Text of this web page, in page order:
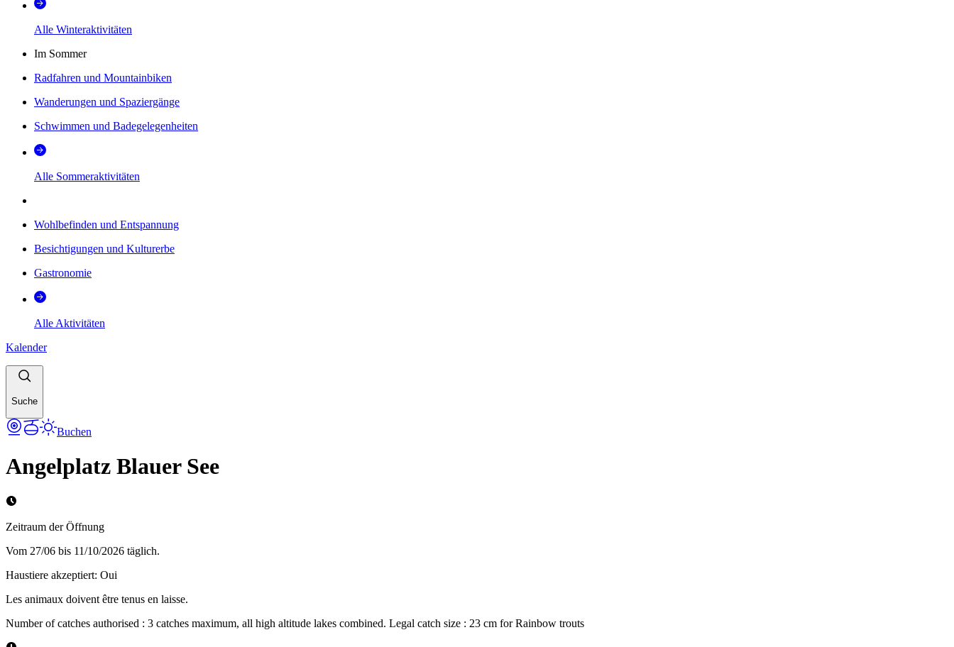
Alle Winteraktivitäten
Im Sommer
Radfahren und Mountainbiken
Wanderungen und Spaziergänge
Schwimmen und Badegelegenheiten
Alle Sommeraktivitäten
Wohlbefinden und Entspannung
Besichtigungen und Kulturerbe
Gastronomie
Alle Aktivitäten
Kalender
Suche
Buchen
Angelplatz Blauer See
Zeitraum der Öffnung
Vom 27/06 bis 11/10/2026 täglich.
Haustiere akzeptiert: Oui
Les animaux doivent être tenus en laisse.
Number of catches authorised : 3 catches maximum, all high altitude lakes combined. Legal catch size : 23 cm for Rainbow trouts